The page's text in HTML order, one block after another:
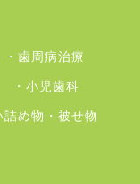
・歯周病治療
・小児歯科
詰め物・被せ物